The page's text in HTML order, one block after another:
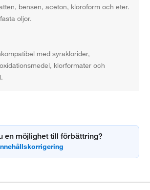
bensen, aceton, kloroform och eter.
oljor.
med syraklorider,
klorformater och
en möjlighet till förbättring?